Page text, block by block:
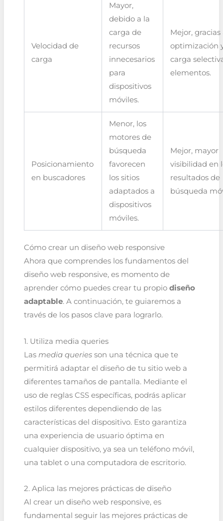
Velocidad de
carga
Mayor,
debido a la
carga de
recursos
innecesarios
para
dispositivos
móviles.
Mejor, gracias
optimización
carga
elementos.
Posicionamiento
en buscadores
Menor, los
motores de
búsqueda
favorecen
los sitios
adaptados a
dispositivos
móviles.
Mejor, mayor
visibilidad en
resultados de
búsqueda
Cómo crear un diseño web responsive
Ahora que comprendes los fundamentos del
diseño web responsive, es momento de
aprender cómo puedes crear tu propio diseño
adaptable. A continuación, te guiaremos a
través de los pasos clave para lograrlo.
1. Utiliza media queries
Las media queriesson una técnica que te
permitirá adaptar el diseño de tu sitio web a
diferentes tamaños de pantalla. Mediante el
uso de reglas CSS específicas, podrás aplicar
estilos diferentes dependiendo de las
características del dispositivo. Esto garantiza
una experiencia de usuario óptima en
cualquier dispositivo, ya sea un teléfono móvil,
una tablet o una computadora de escritorio.
2. Aplica las mejores prácticas de diseño
Al crear un diseño web responsive, es
fundamental seguir las mejores prácticas de